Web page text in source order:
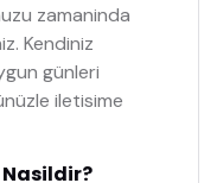
zamaninda
Kendiniz
günleri
iletisime